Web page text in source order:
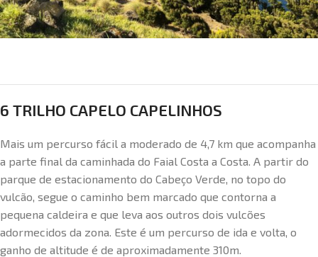
6 TRILHO CAPELO CAPELINHOS
Mais um percurso fácil a moderado de 4,7 km que acompanha
a parte final da caminhada do Faial Costa a Costa. A partir do
parque de estacionamento do Cabeço Verde, no topo do
vulcão, segue o caminho bem marcado que contorna a
pequena caldeira e que leva aos outros dois vulcões
adormecidos da zona. Este é um percurso de ida e volta, o
ganho de altitude é de aproximadamente 310m.